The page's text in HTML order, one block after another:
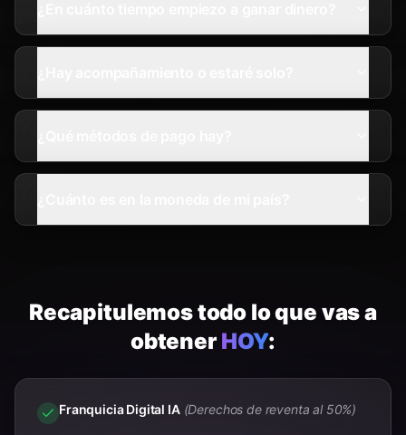
Recapitulemos todo lo que vas a
obtener HOY:
Franquicia Digital IA (Derechos de reventa al 50%)